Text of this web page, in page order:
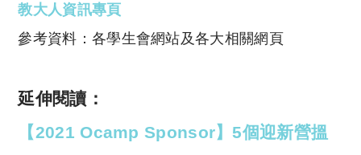
教大人資訊專頁
參考資料：各學生會網站及各大相關網頁
延伸閱讀：
【2021 Ocamp Sponsor】5個迎新營搵